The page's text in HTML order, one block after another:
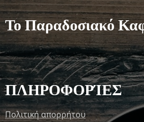
Το Παραδοσιακό
ΠΛΗΡΟΦΟΡΊΕΣ
Πολιτική απορρήτου